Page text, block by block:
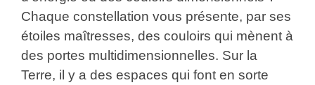
Chaque constellation vous présente, par ses
étoiles maîtresses, des couloirs qui mènent à
des portes multidimensionnelles. Sur la
Terre, il y a des espaces qui font en sorte